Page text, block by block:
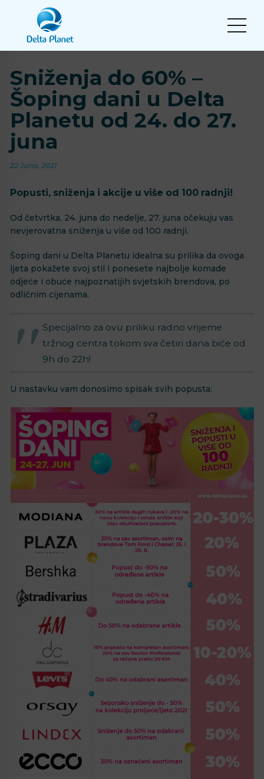
Sniženja do 60% –
Šoping dani u Delta
Planetu od 24. do 27.
juna
22 Juna, 2021
Popusti, sniženja i akcije u više od 100 radnji!
Od četvrtka, 24. juna do nedelje, 27. juna očekuju vas
nevjerovatna sniženja u više od 100 radnji.
Šoping dani u Delta Planetu idealna su prilika da ovoga
ljeta pokažete svoj stil i ponesete najbolje komade
odjeće i obuće najpoznatijih svjetskih brendova, po
odličnim cijenama.
Specijalno za ovu priliku radno vrijeme
tržnog centra tokom sva četiri dana biće od
9h do 22h!
U nastavku vam donosimo spisak svih popusta: